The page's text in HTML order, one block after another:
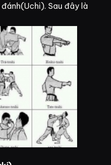
Sau đây là